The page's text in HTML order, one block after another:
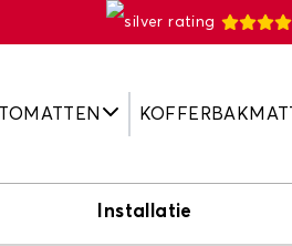
Installatie